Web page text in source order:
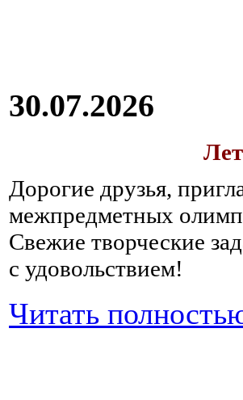
30.07.2026
Дорогие друзья,
межпредметных
Свежие творческие
с удовольствием!
Читать